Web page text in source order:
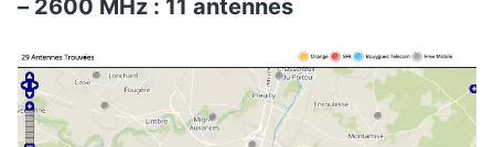
– 2600 MHz : 11 antennes